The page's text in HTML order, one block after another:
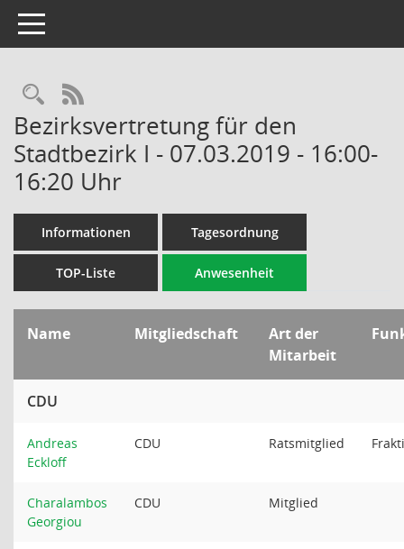
Toggle navigation
Rechercheauswahl
RSS-Feed
Bezirksvertretung für den
Stadtbezirk I - 07.03.2019 - 16:00-
16:20 Uhr
Informationen Tagesordnung
TOP-Liste Anwesenheit
Name Mitgliedschaft
Art der
Mitarbeit
CDU
Andreas
Eckloff
CDU Ratsmitglied
Charalambos
Georgiou
CDU Mitglied